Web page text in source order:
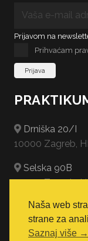
Naša web
strane za
Saznaj više →
Prijavom na
Prihvaćam
Drniška 20/I
10000 Zagreb,
Selska 90B
10000 Zagreb,
Gajeva 2
10000 Zagreb,